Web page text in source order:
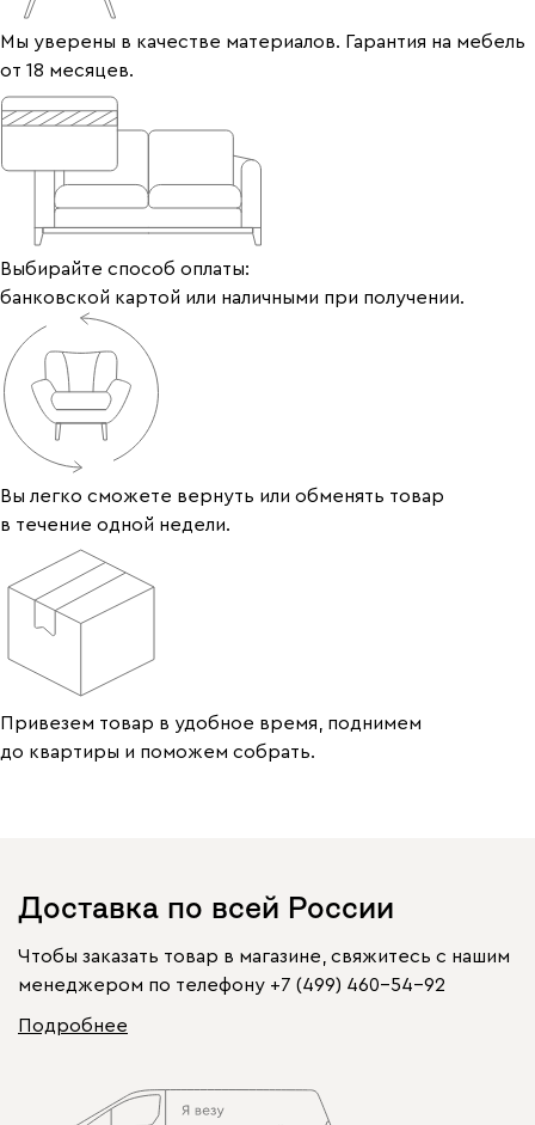
Мы уверены в качестве материалов. Гарантия на мебель
от 18 месяцев.
Выбирайте способ оплаты:
банковской картой или наличными при получении.
Вы легко сможете вернуть или обменять товар
в течение одной недели.
Привезем товар в удобное время, поднимем
до квартиры и поможем собрать.
Доставка по всей России
Чтобы заказать товар в магазине, свяжитесь с нашим
менеджером по телефону +7 (499) 460-54-92
Подробнее